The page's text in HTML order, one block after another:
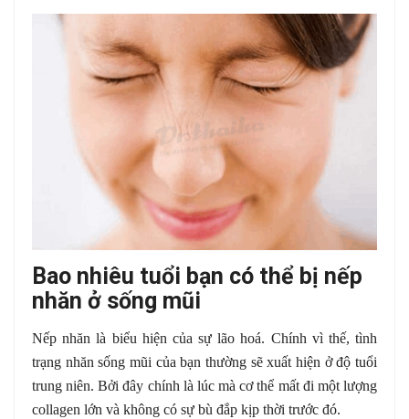
Bao nhiêu tuổi bạn có thể bị nếp
nhăn ở sống mũi
Nếp nhăn là biểu hiện của sự lão hoá. Chính vì thế, tình
trạng nhăn sống mũi của bạn thường sẽ xuất hiện ở độ tuổi
trung niên. Bởi đây chính là lúc mà cơ thể mất đi một lượng
collagen lớn và không có sự bù đắp kịp thời trước đó.